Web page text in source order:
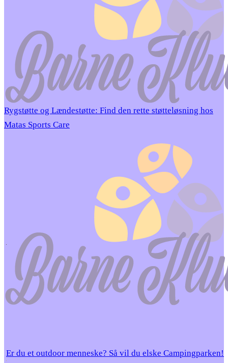
Rygstøtte og Lændestøtte: Find den rette støtteløsning hos
Matas Sports Care
Er du et outdoor menneske? Så vil du elske Campingparken!